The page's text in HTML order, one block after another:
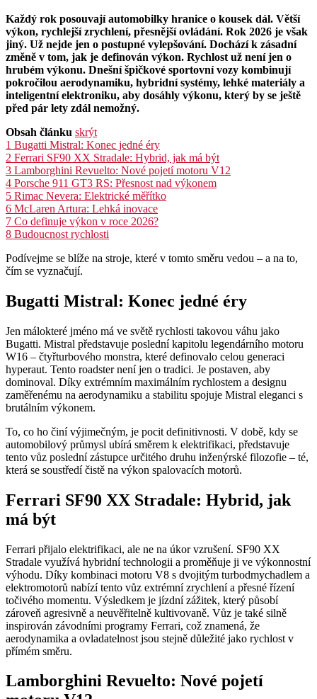
Každý rok posouvají automobilky hranice o kousek dál. Větší
výkon, rychlejší zrychlení, přesnější ovládání. Rok 2026 je však
jiný. Už nejde jen o postupné vylepšování. Dochází k zásadní
změně v tom, jak je definován výkon. Rychlost už není jen o
hrubém výkonu. Dnešní špičkové sportovní vozy kombinují
pokročilou aerodynamiku, hybridní systémy, lehké materiály a
inteligentní elektroniku, aby dosáhly výkonu, který by se ještě
před pár lety zdál nemožný.
Obsah článku skrýt
1 Bugatti Mistral: Konec jedné éry
2 Ferrari SF90 XX Stradale: Hybrid, jak má být
3 Lamborghini Revuelto: Nové pojetí motoru V12
4 Porsche 911 GT3 RS: Přesnost nad výkonem
5 Rimac Nevera: Elektrické měřítko
6 McLaren Artura: Lehká inovace
7 Co definuje výkon v roce 2026?
8 Budoucnost rychlosti
Podívejme se blíže na stroje, které v tomto směru vedou – a na to,
čím se vyznačují.
Bugatti Mistral: Konec jedné éry
Jen málokteré jméno má ve světě rychlosti takovou váhu jako
Bugatti. Mistral představuje poslední kapitolu legendárního motoru
W16 – čtyřturbového monstra, které definovalo celou generaci
hyperaut. Tento roadster není jen o tradici. Je postaven, aby
dominoval. Díky extrémním maximálním rychlostem a designu
zaměřenému na aerodynamiku a stabilitu spojuje Mistral eleganci s
brutálním výkonem.
To, co ho činí výjimečným, je pocit definitivnosti. V době, kdy se
automobilový průmysl ubírá směrem k elektrifikaci, představuje
tento vůz poslední zástupce určitého druhu inženýrské filozofie – té,
která se soustředí čistě na výkon spalovacích motorů.
Ferrari SF90 XX Stradale: Hybrid, jak
má být
Ferrari přijalo elektrifikaci, ale ne na úkor vzrušení. SF90 XX
Stradale využívá hybridní technologii a proměňuje ji ve výkonnostní
výhodu. Díky kombinaci motoru V8 s dvojitým turbodmychadlem a
elektromotorů nabízí tento vůz extrémní zrychlení a přesné řízení
točivého momentu. Výsledkem je jízdní zážitek, který působí
zároveň agresivně a neuvěřitelně kultivovaně. Vůz je také silně
inspirován závodními programy Ferrari, což znamená, že
aerodynamika a ovladatelnost jsou stejně důležité jako rychlost v
přímém směru.
Lamborghini Revuelto: Nové pojetí